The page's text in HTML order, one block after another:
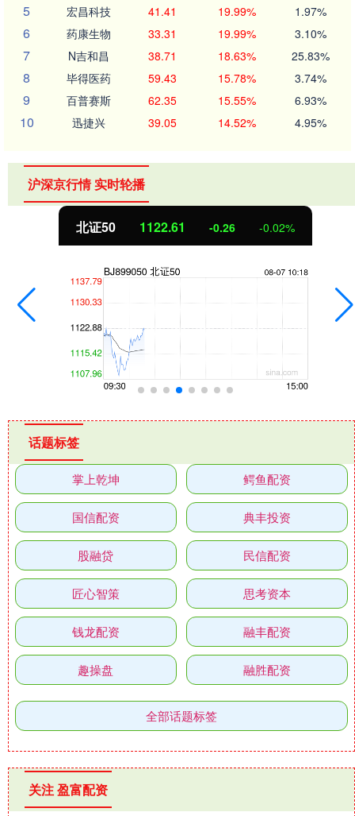
5 宏昌科技 41.41 19.99% 1.97%
6 药康生物 33.31 19.99% 3.10%
7 N吉和昌 38.71 18.63% 25.83%
8 毕得医药 59.43 15.78% 3.74%
9 百普赛斯 62.35 15.55% 6.93%
10 迅捷兴 39.05 14.52% 4.95%
沪深京行情 实时轮播
北证50 1122.75 -0.13 -0.01%
话题标签
掌上乾坤 鳄鱼配资
国信配资 典丰投资
股融贷 民信配资
匠心智策 思考资本
钱龙配资 融丰配资
趣操盘 融胜配资
全部话题标签
关注 盈富配资